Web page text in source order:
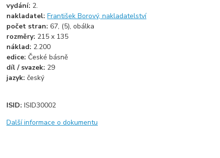
vydání: 2.
nakladatel:František Borový, nakladatelství
počet stran:67, (5), obálka
rozměry: 215 x 135
náklad: 2.200
edice: České básně
díl / svazek: 29
jazyk:český
ISID:ISID30002
Další informace o dokumentu